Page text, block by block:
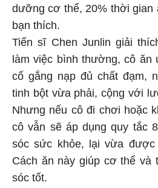
dưỡng cơ thể, 20% thời gian
bạn thích.
Tiến sĩ Chen Junlin giải
làm việc bình thường, cô ăn
cố gắng nạp đủ chất đạm,
tinh bột vừa phải, cộng với
Nhưng nếu cô đi chơi hoặc
cô vẫn sẽ áp dụng quy tắc
sóc sức khỏe, lại vừa được
Cách ăn này giúp cơ thể và
sóc tốt.